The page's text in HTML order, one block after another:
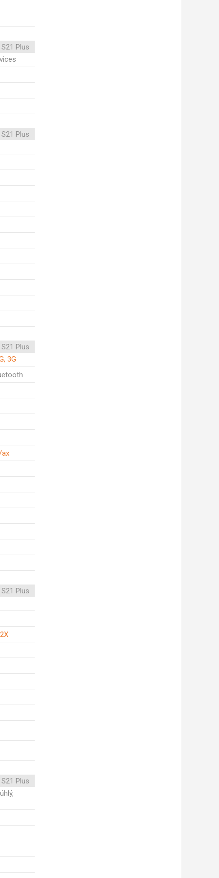
Plus
Plus
Plus
3G
Plus
Plus